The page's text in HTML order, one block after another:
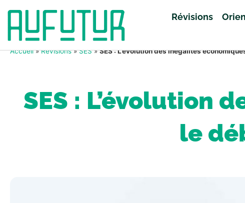
Révisions
Accueil»Révisions»SES»SES : L’évolution des inégalités
SES : L’évolution
le